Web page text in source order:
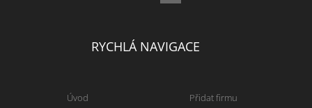
RYCHLÁ NAVIGACE
Úvod
Přidat firmu